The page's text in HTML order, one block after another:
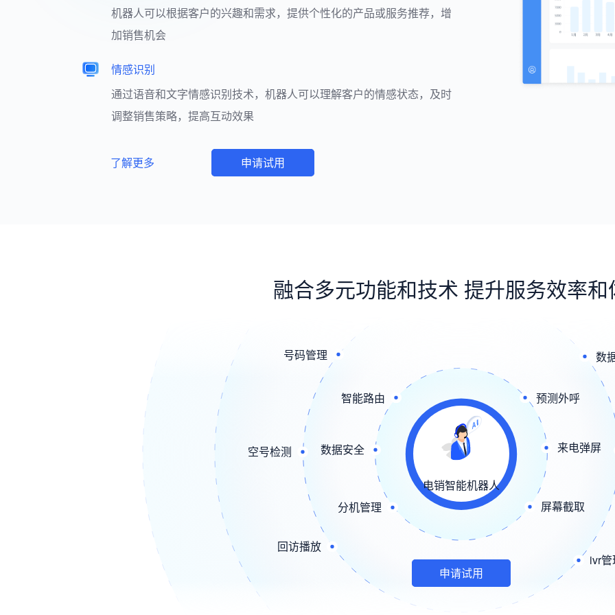
机器人可以根据客户的兴趣和需求，提供个性化的产品或服务推荐，增
加销售机会
情感识别
通过语音和文字情感识别技术，机器人可以理解客户的情感状态，及时
调整销售策略，提高互动效果
了解更多 申请试用
融合多元功能和技术 提升服务效率和
电销智能机器人
智能路由 预测外呼
数据安全 来电弹屏
分机管理 屏幕截取
号码管理 数
空号检测
回访播放
ivr
申请试用